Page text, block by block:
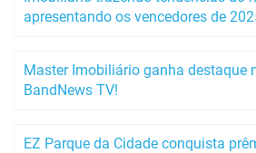
apresentando os vencedores de
Master Imobiliário ganha destaque
BandNews TV!
EZ Parque da Cidade conquista